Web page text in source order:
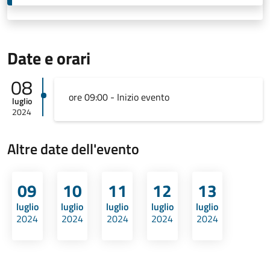
Date e orari
08
luglio
2024
ore 09:00 - Inizio evento
Altre date dell'evento
09
luglio
2024
10
luglio
2024
11
luglio
2024
12
luglio
2024
13
luglio
2024